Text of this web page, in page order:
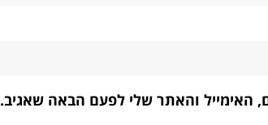
האימייל והאתר שלי לפעם הבאה שאגיב.